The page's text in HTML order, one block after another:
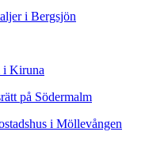
i Bergsjön
i Kiruna
på Södermalm
i Möllevången